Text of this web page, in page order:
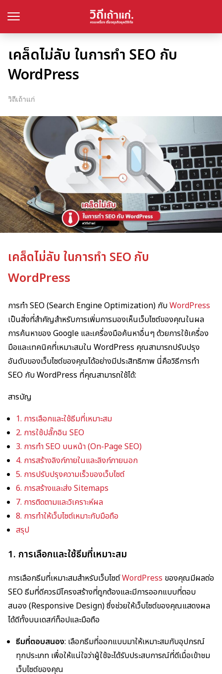
เคล็ดไม่ลับ ในการทำ SEO กับ
WordPress
วิถีเถ้าแก่
เคล็ดไม่ลับ ในการทำ SEO กับ
WordPress
การทำ SEO (Search Engine Optimization) กับWordPress
เป็นสิ่งที่สำคัญสำหรับการเพิ่มการมองเห็นเว็บไซต์ของคุณในผล
การค้นหาของ Google และเครื่องมือค้นหาอื่นๆ ด้วยการใช้เครื่อง
มือและเทคนิคที่เหมาะสมใน WordPress คุณสามารถปรับปรุง
อันดับของเว็บไซต์ของคุณได้อย่างมีประสิทธิภาพ นี่คือวิธีการทำ
SEO กับ WordPress ที่คุณสามารถใช้ได้:
สารบัญ
1. การเลือกและใช้ธีมที่เหมาะสม
2. การใช้ปลั๊กอิน SEO
3. การทำ SEO บนหน้า (On-Page SEO)
4. การสร้างลิงก์ภายในและลิงก์ภายนอก
5. การปรับปรุงความเร็วของเว็บไซต์
6. การสร้างและส่ง Sitemaps
7. การติดตามและวิเคราะห์ผล
8. การทำให้เว็บไซต์เหมาะกับมือถือ
สรุป
1. การเลือกและใช้ธีมที่เหมาะสม
การเลือกธีมที่เหมาะสมสำหรับเว็บไซต์WordPress ของคุณมีผลต่อ
SEO ธีมที่ดีควรมีโครงสร้างที่ถูกต้องและมีการออกแบบที่ตอบ
สนอง (Responsive Design) ซึ่งช่วยให้เว็บไซต์ของคุณแสดงผล
ได้ดีทั้งบนเดสก์ท็อปและมือถือ
ธีมที่ตอบสนอง: เลือกธีมที่ออกแบบมาให้เหมาะสมกับอุปกรณ์
ทุกประเภท เพื่อให้แน่ใจว่าผู้ใช้จะได้รับประสบการณ์ที่ดีเมื่อเข้าชม
เว็บไซต์ของคุณ